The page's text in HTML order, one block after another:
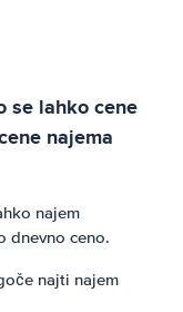
se lahko cene
najema
najem
dnevno ceno.
najti najem